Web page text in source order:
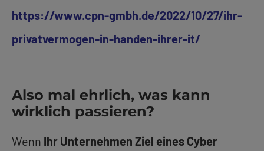
https://www.cpn-gmbh.de/2022/10/27/ihr-
privatvermogen-in-handen-ihrer-it/
Also mal ehrlich, was kann
wirklich passieren?
Wenn Ihr Unternehmen Ziel eines Cyber